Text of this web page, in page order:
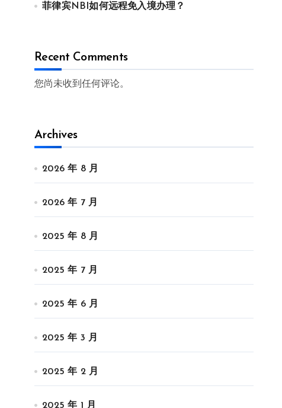
菲律宾NBI如何远程免入境办理？
Recent Comments
您尚未收到任何评论。
Archives
2026 年 8 月
2026 年 7 月
2025 年 8 月
2025 年 7 月
2025 年 6 月
2025 年 3 月
2025 年 2 月
2025 年 1 月